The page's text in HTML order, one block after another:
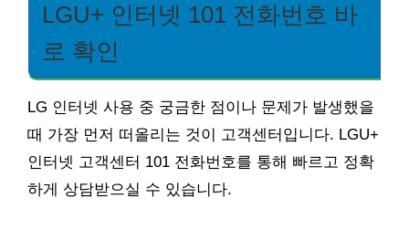
LGU+ 인터넷 101 전화번호 바
로 확인
LG 인터넷 사용 중 궁금한 점이나 문제가 발생했을
때 가장 먼저 떠올리는 것이 고객센터입니다. LGU+
인터넷 고객센터 101 전화번호를 통해 빠르고 정확
하게 상담받으실 수 있습니다.